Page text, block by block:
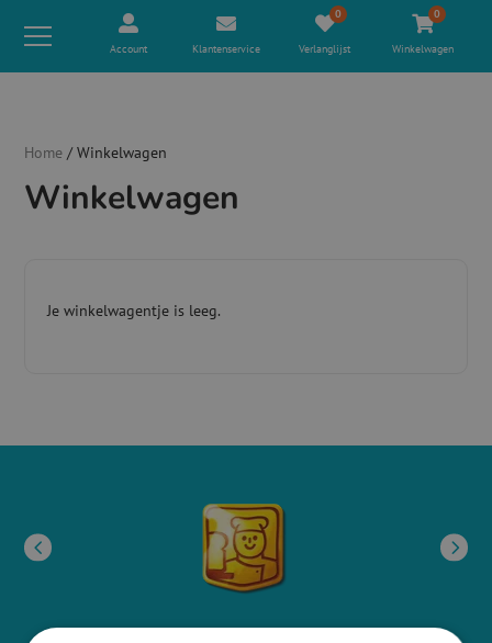
Account Klantenservice
0
Verlanglijst
0
Winkelwagen
Home / Winkelwagen
Winkelwagen
Je winkelwagentje is leeg.